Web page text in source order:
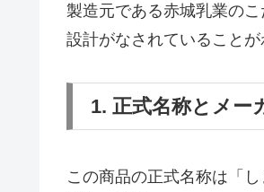
製造元である赤城乳業の
設計がなされていることが
1. 正式名称とメー
この商品の正式名称は「